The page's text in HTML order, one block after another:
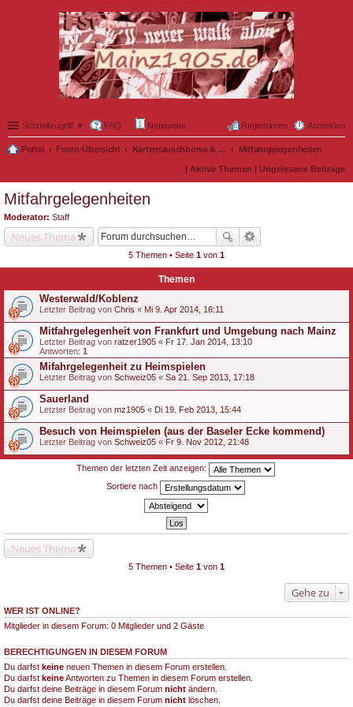
Schnellzugriff ▼ FAQ Netiquette Anmelden
Registrieren
Portal Foren-Übersicht Kartentauschbörse & Mitfahrgelegenheiten Mitfahrgelegenheiten
| Aktive Themen | Ungelesene Beiträge
Mitfahrgelegenheiten
Moderator: Staff
Neues Thema
5 Themen • Seite 1 von 1
Themen
Westerwald/Koblenz
Letzter Beitrag von Chris « Mi 9. Apr 2014, 16:11
Mitfahrgelegenheit von Frankfurt und Umgebung nach Mainz
Letzter Beitrag von ratzer1905 « Fr 17. Jan 2014, 13:10
Antworten: 1
Mifahrgelegenheit zu Heimspielen
Letzter Beitrag von Schweiz05 « Sa 21. Sep 2013, 17:18
Sauerland
Letzter Beitrag von mz1905 « Di 19. Feb 2013, 15:44
Besuch von Heimspielen (aus der Baseler Ecke kommend)
Letzter Beitrag von Schweiz05 « Fr 9. Nov 2012, 21:48
Themen der letzten Zeit anzeigen:
Sortiere nach
Neues Thema
5 Themen • Seite 1 von 1
Gehe zu
WER IST ONLINE?
Mitglieder in diesem Forum: 0 Mitglieder und 2 Gäste
BERECHTIGUNGEN IN DIESEM FORUM
Du darfst keine neuen Themen in diesem Forum erstellen.
Du darfst keineAntworten zu Themen in diesem Forum erstellen.
Du darfst deine Beiträge in diesem Forum nicht ändern.
Du darfst deine Beiträge in diesem Forum nicht löschen.